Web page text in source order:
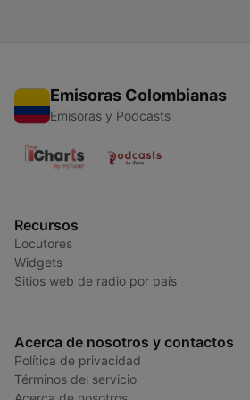
Emisoras Colombianas
Emisoras y Podcasts
Recursos
Locutores
Widgets
Sitios web de radio por país
Acerca de nosotros y contactos
Política de privacidad
Términos del servicio